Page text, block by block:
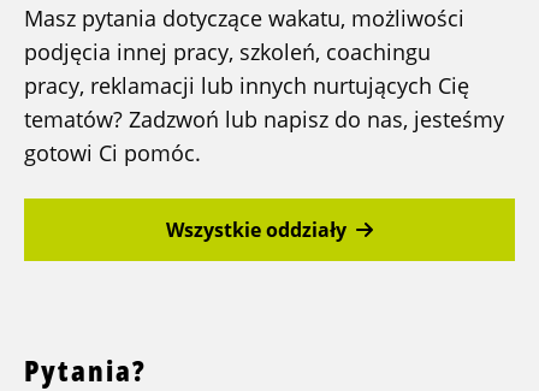
Masz pytania dotyczące wakatu, możliwości
podjęcia innej pracy, szkoleń, coachingu
pracy, reklamacji lub innych nurtujących Cię
tematów? Zadzwoń lub napisz do nas, jesteśmy
gotowi Ci pomóc.
Wszystkie oddziały
Pytania?